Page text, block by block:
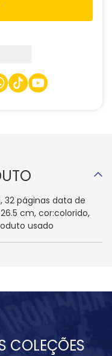
32 páginas data de
cm, cor:colorido,
usado
COLEÇÕES